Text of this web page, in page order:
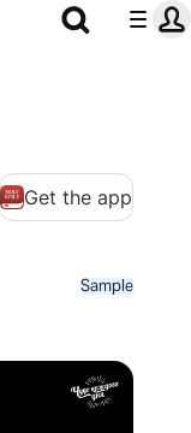
Get the app
Sample